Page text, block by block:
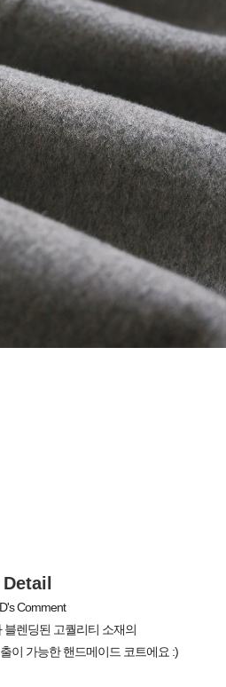
Detail
Comment
블렌딩된 고퀄리티 소재의
이 가능한 핸드메이드 코트에요 :)